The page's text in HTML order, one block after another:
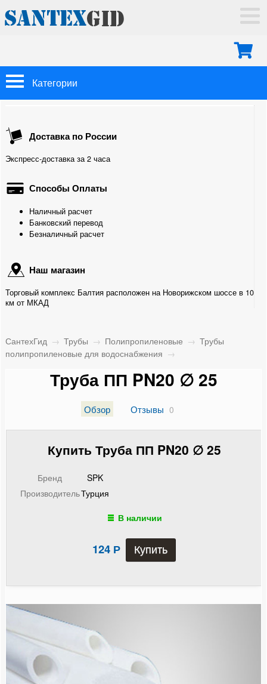
ГЛАВНАЯ
МОНТАЖ
КОНТАКТЫ
Категории
Трубы
Трубы с внутренним армированием Stabioxy FV-Plast
FV-Plast
Трубы полипропиленовые армированные
Трубы полипропиленовые с внутренним
армированием
Трубы полипропиленовые со стекловолокном
Гофрированные из нержавейки
Радиаторы отопления
Коллекторные группы
Насосные группы
Доставка по России
Экспресс-доставка за 2 часа
Способы Оплаты
Наличный расчет
Банковский перевод
Безналичный расчет
Наш магазин
Торговый комплекс Балтия расположен на Новорижском шоссе в 10
км от МКАД
СантехГид → Трубы → Полипропиленовые → Трубы
полипропиленовые для водоснабжения →
Труба ПП PN20 ∅ 25
Обзор Отзывы 0
Купить Труба ПП PN20 ∅ 25
Бренд
SPK
ПроизводительТурция
В наличии
124 Р